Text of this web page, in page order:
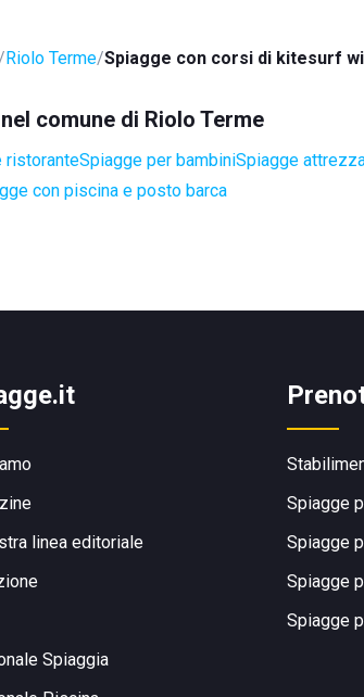
Riolo Terme Spiagge con corsi di kitesurf
comune di Riolo Terme
ristoranteSpiagge per bambiniSpiagge
con piscina e posto barca
linea editoriale
Spiaggia
Spiagge
Spiagge
Spiagge
Spiagge